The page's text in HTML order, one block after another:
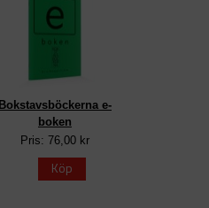
Bokstavsböckerna e-
boken
Pris: 76,00 kr
Köp